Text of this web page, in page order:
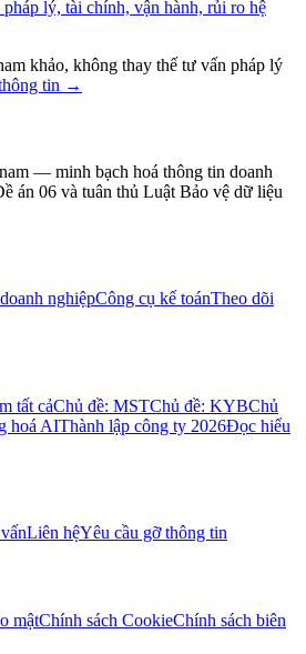
lý, tài chính, vận hành, rủi ro hệ
khảo, không thay thế tư vấn pháp lý
tin →
— minh bạch hoá thông tin doanh
án 06 và tuân thủ Luật Bảo vệ dữ liệu
nghiệpCông cụ kế toánTheo dõi
tất cảChủ đề: MSTChủ đề: KYBChủ
hoá AIThành lập công ty 2026Đọc hiểu
Liên hệYêu cầu gỡ thông tin
mậtChính sách CookieChính sách biên